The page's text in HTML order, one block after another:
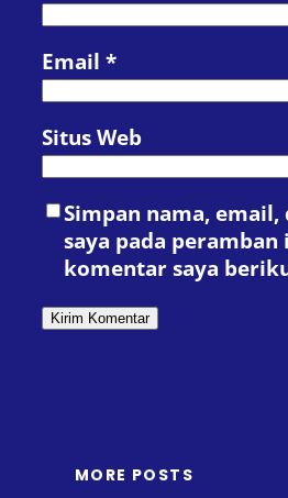
Email *
Situs Web
Simpan nama, email,
saya pada
komentar saya
MORE POSTS